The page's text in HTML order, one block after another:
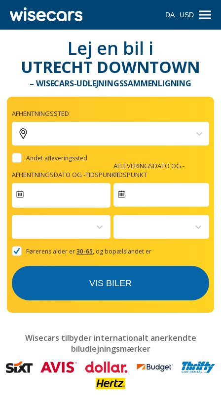
DA USD
Lej en bil i
UTRECHT DOWNTOWN
– WISECARS-UDLEJNINGSSAMMENLIGNING
AFHENTNINGSSTED
Andet afleveringssted
AFHENTNINGSDATO OG -TIDSPUNKT
forward
with
the
and
mark
get
the
AFLEVERINGSDATO OG -
TIDSPUNKT
Førerens alder er30-65, og bopælslandet er
VIS BILER
Wisecars tilbyder internationalt anerkendte
biludlejningsmærker